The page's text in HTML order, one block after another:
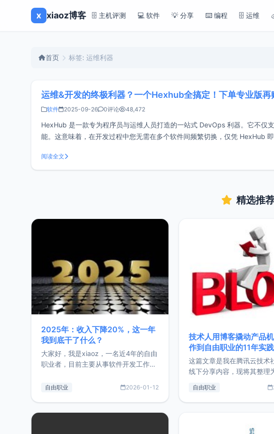
x xiaoz博客 🗄️ 主机评测 💻 软件 💡 分享 ⌨️ 编程 🗄️ 运维
首页 标签: 运维利器
运维&开发的终极利器？一个Hexhub全搞定！下单专业版
软件 2025-09-26 0评论 48,472
HexHub 是一款专为程序员与运维人员打造的一站式 DevOps 利器。它不仅
能。这意味着，在开发过程中您无需在多个软件间频繁切换，仅凭 HexHub
阅读全文
精选推
2025年：收入下降20%，这一年
我到底干了什么？
大家好，我是xiaoz，一名近4年的自由
职业者，目前主要从事软件开发工作。
的总结，内容主要包括：工作、学习、
自由职业 2026-01-12
技术人用博客撬动产品
作到自由职业的11年实践
这篇文章是我在腾讯云技术
线下分享内容，现将其整理
版，分享了写博客11年来的
通过博客过渡到做产品和走
的一个小故事。文中还首次
自由职业